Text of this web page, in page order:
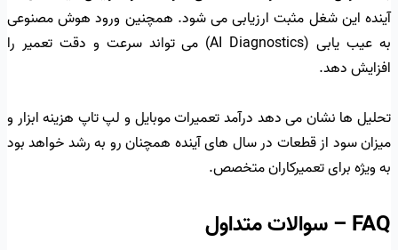
آینده این شغل مثبت ارزیابی می شود. همچنین ورود هوش مصنوعی
به عیب یابی (AI Diagnostics) می تواند سرعت و دقت تعمیر را
افزایش دهد.
تحلیل ها نشان می دهد درآمد تعمیرات موبایل و لپ تاپ هزینه ابزار و
میزان سود از قطعات در سال های آینده همچنان رو به رشد خواهد بود
به ویژه برای تعمیرکاران متخصص.
FAQ – سوالات متداول